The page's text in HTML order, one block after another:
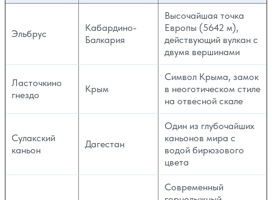
Эльбрус
Кабардино-
Балкария
Высочайшая точка
Европы (5642 м),
действующий вулкан с
двумя вершинами
Ласточкино
гнездо
Крым
Символ Крыма, замок
в неоготическом стиле
на отвесной скале
Сулакский
каньон
Дагестан
Один из глубочайших
каньонов мира с
водой бирюзового
цвета
Современный